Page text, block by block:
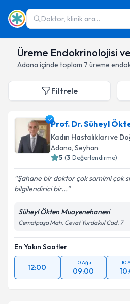
Doktor, klinik ara...
Üreme Endokrinolojisi
Adana içinde toplam 7 üreme
Filtrele
Prof. Dr. Süheyl
Kadın Hastalıkları ve
Adana, Seyhan
5 (3 Değerlendirme)
Şahane bir doktor çok samimi çok
bilgilendirici bir...
Süheyl Ökten Muayenehanesi
Cemalpaşa Mah. Cevat Yurdakul Cad. 7
En Yakın Saatler
12:00
10 Ağu
09:00
10